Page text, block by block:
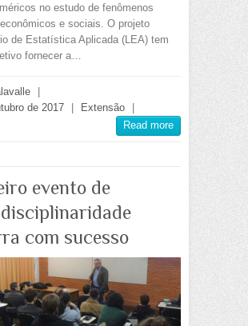
no estudo de fenômenos
e sociais. O projeto
de Estatística Aplicada (LEA) tem
fornecer a…
de 2017
Extensão
Read more
evento de
com sucesso